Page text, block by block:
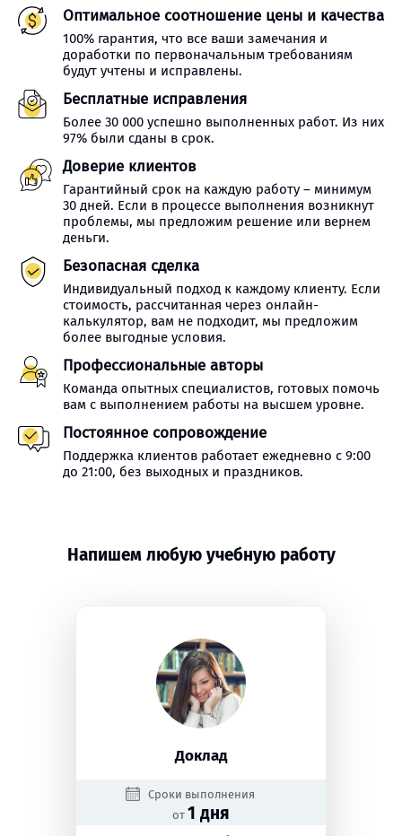
Оптимальное соотношение цены и качества
100% гарантия, что все ваши замечания и
доработки по первоначальным требованиям
будут учтены и исправлены.
Бесплатные исправления
Более 30 000 успешно выполненных работ. Из них
97% были сданы в срок.
Доверие клиентов
Гарантийный срок на каждую работу – минимум
30 дней. Если в процессе выполнения возникнут
проблемы, мы предложим решение или вернем
деньги.
Безопасная сделка
Индивидуальный подход к каждому клиенту. Если
стоимость, рассчитанная через онлайн-
калькулятор, вам не подходит, мы предложим
более выгодные условия.
Профессиональные авторы
Команда опытных специалистов, готовых помочь
вам с выполнением работы на высшем уровне.
Постоянное сопровождение
Поддержка клиентов работает ежедневно с 9:00
до 21:00, без выходных и праздников.
Напишем любую учебную работу
Доклад
Сроки выполнения
от 1 дня